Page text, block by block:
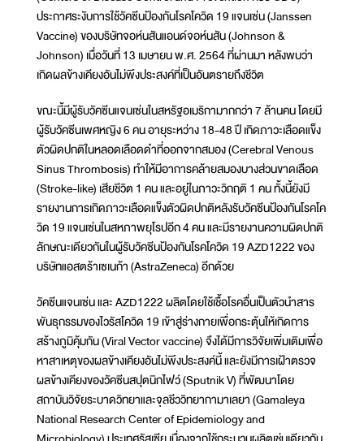
ประกาศระงับการใช้วัคซีนป้องกันโรคโควิด 19 แจนเซ่น (Janssen
Vaccine) ของบริษัทจอห์นสันแอนด์จอห์นสัน (Johnson &
Johnson) เมื่อวันที่ 13 เมษายน พ.ศ. 2564 ที่ผ่านมา หลังพบว่า
เกิดผลข้างเคียงอันไม่พึงประสงค์ที่เป็นอันตรายถึงชีวิต
ขณะนี้มีผู้รับวัคซีนแจนเซ่นในสหรัฐอเมริกามากกว่า 7 ล้านคน โดยมี
ผู้รับวัคซีนเพศหญิง 6 คน อายุระหว่าง 18-48 ปี เกิดภาวะเลือดแข็ง
ตัวผิดปกติในหลอดเลือดดำที่ออกจากสมอง (Cerebral Venous
Sinus Thrombosis) ทำให้มีอาการคล้ายสมองบางส่วนขาดเลือด
(Stroke-like) เสียชีวิต 1 คน และอยู่ในภาวะวิกฤติ 1 คน ทั้งนี้ยังมี
รายงานการเกิดภาวะเลือดแข็งตัวผิดปกติหลังรับวัคซีนป้องกันโรคโค
วิด 19 แจนเซ่นในสหภาพยุโรปอีก 4 คน และมีรายงานความผิดปกติ
ลักษณะเดียวกันในผู้รับวัคซีนป้องกันโรคโควิด 19 AZD1222 ของ
บริษัทแอสตร้าเซเนก้า (AstraZeneca) อีกด้วย
วัคซีนแจนเซ่น และ AZD1222 ผลิตโดยใช้เชื้อโรคอื่นเป็นตัวนำสาร
พันธุกรรมของไวรัสโควิด 19 เข้าสู่ร่างกายเพื่อกระตุ้นให้เกิดการ
สร้างภูมิคุ้มกัน (Viral Vector vaccine) จึงได้มีการวิจัยเพิ่มเติมเพื่อ
หาสาเหตุของผลข้างเคียงอันไม่พึงประสงค์นี้ และยังมีการเฝ้าตรวจ
ผลข้างเคียงของวัคซีนสปุตนิกไฟว์ (Sputnik V) ที่พัฒนาโดย
สถาบันวิจัยระบาดวิทยาและจุลชีววิทยากามาเลยา (Gamaleya
National Research Center of Epidemiology and